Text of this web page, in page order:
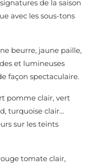
de la saison
avec les sous-tons
beurre, jaune paille,
et lumineuses
façon spectaculaire.
pomme clair, vert
turquoise clair…
sur les teints
tomate clair,